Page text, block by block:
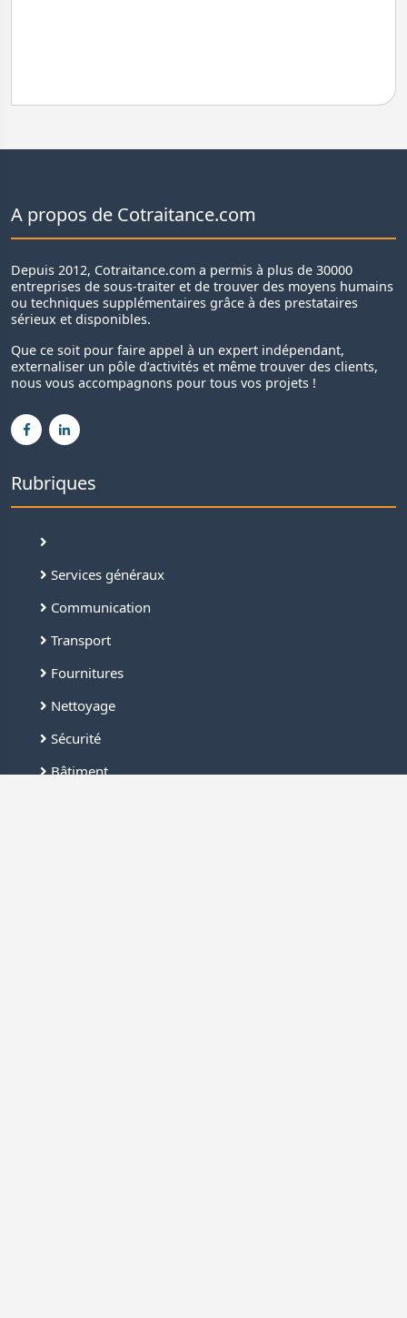
A propos de Cotraitance.com
Depuis 2012, Cotraitance.com a permis à plus de 30000
entreprises de sous-traiter et de trouver des moyens humains
ou techniques supplémentaires grâce à des prestataires
sérieux et disponibles.
Que ce soit pour faire appel à un expert indépendant,
externaliser un pôle d’activités et même trouver des clients,
nous vous accompagnons pour tous vos projets !
Rubriques
Services généraux
Communication
Transport
Fournitures
Nettoyage
Sécurité
Bâtiment